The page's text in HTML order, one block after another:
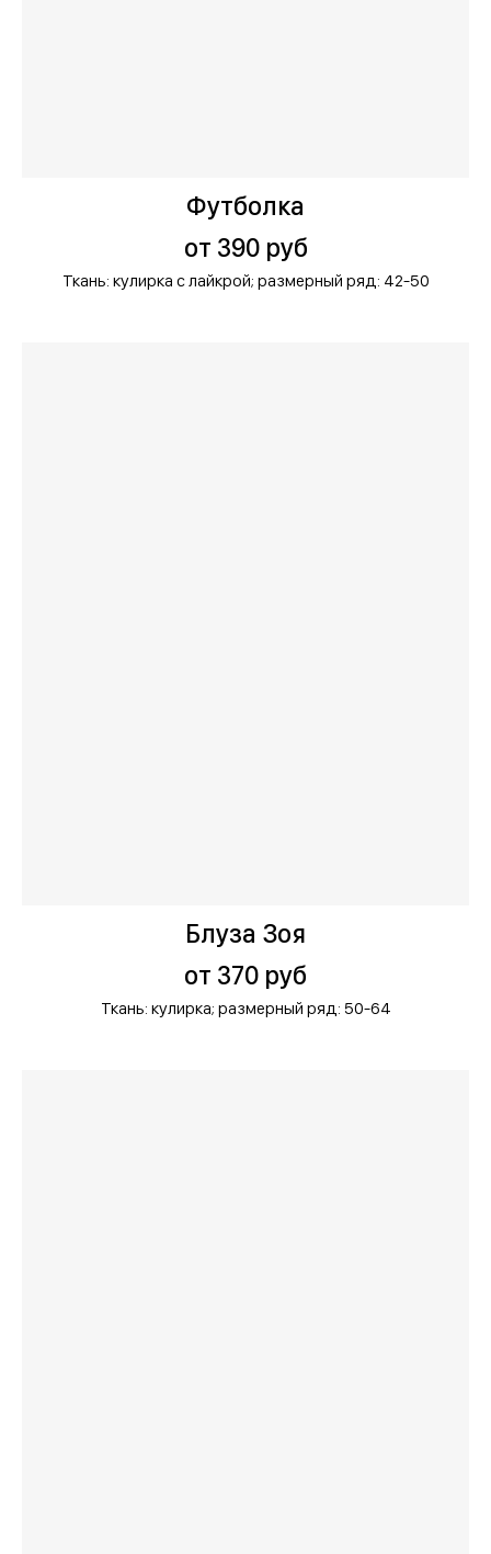
Футболка
от 390 руб
Ткань: кулирка с лайкрой; размерный ряд: 42-50
Блуза Зоя
от 370 руб
Ткань: кулирка; размерный ряд: 50-64